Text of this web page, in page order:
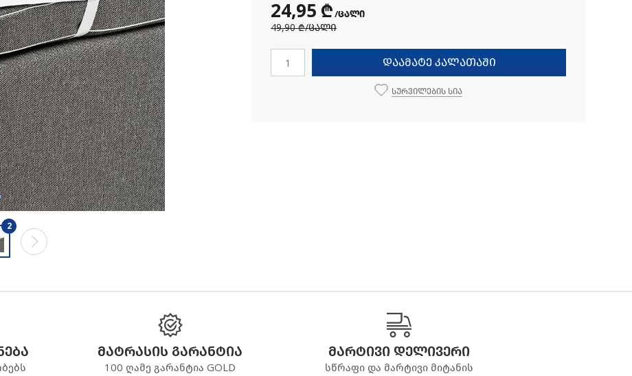
2
24,95 ₾ /ცალი
49,90 ₾/ცალი
დაამატე კალათაში
სურვილების სია
მატრასის გარანტია
100 ღამე გარანტია GOLD
მარტივი დელივერი
სწრაფი და მარტივი მიტანის